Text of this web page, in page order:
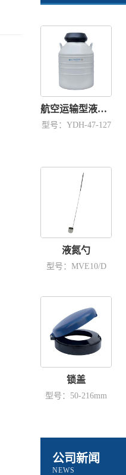
航空运输型液氮容器YDH-47-127
型号：YDH-47-127
液氮勺
型号：MVE10/D
锁盖
型号：50-216mm
公司新闻
NEWS